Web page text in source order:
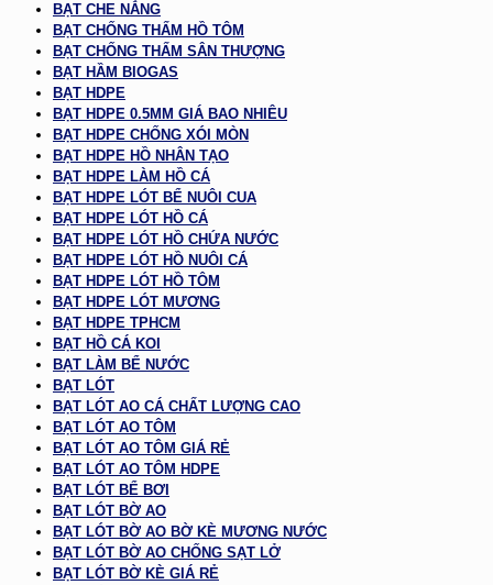
BẠT CHE NẮNG
BẠT CHỐNG THẤM HỒ TÔM
BẠT CHỐNG THẤM SÂN THƯỢNG
BẠT HẦM BIOGAS
BẠT HDPE
BẠT HDPE 0.5MM GIÁ BAO NHIÊU
BẠT HDPE CHỐNG XÓI MÒN
BẠT HDPE HỒ NHÂN TẠO
BẠT HDPE LÀM HỒ CÁ
BẠT HDPE LÓT BỂ NUÔI CUA
BẠT HDPE LÓT HỒ CÁ
BẠT HDPE LÓT HỒ CHỨA NƯỚC
BẠT HDPE LÓT HỒ NUÔI CÁ
BẠT HDPE LÓT HỒ TÔM
BẠT HDPE LÓT MƯƠNG
BẠT HDPE TPHCM
BẠT HỒ CÁ KOI
BẠT LÀM BỂ NƯỚC
BẠT LÓT
BẠT LÓT AO CÁ CHẤT LƯỢNG CAO
BẠT LÓT AO TÔM
BẠT LÓT AO TÔM GIÁ RẺ
BẠT LÓT AO TÔM HDPE
BẠT LÓT BỂ BƠI
BẠT LÓT BỜ AO
BẠT LÓT BỜ AO BỜ KÈ MƯƠNG NƯỚC
BẠT LÓT BỜ AO CHỐNG SẠT LỞ
BẠT LÓT BỜ KÈ GIÁ RẺ